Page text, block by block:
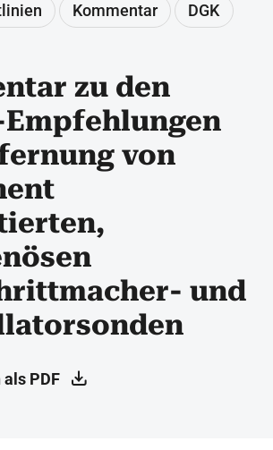
Kommentar DGK
zu den
Empfehlungen
von
und
PDF